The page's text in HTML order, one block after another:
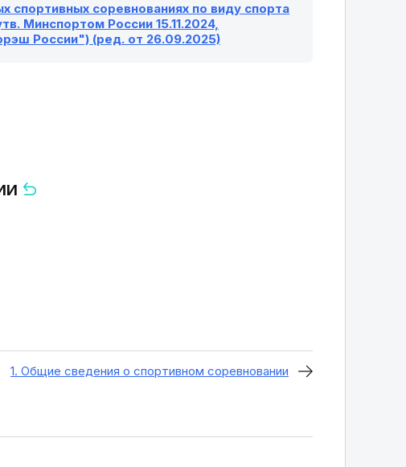
соревнованиях по виду спорта
Минспортом России 15.11.2024,
России") (ред. от 26.09.2025)
1. Общие сведения о спортивном соревновании